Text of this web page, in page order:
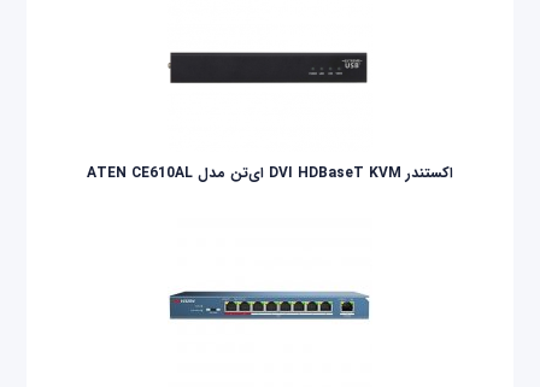
اکستندر DVI HDBaseT KVM ای‌تن مدل ATEN CE610AL